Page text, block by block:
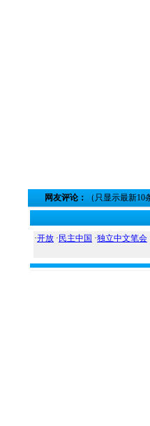
网友评论： （只显示最新
·开放 · 民主中国 ·独立中文笔会